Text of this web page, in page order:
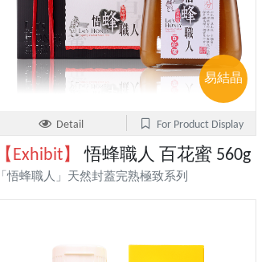
易結晶
Detail For Product Display
【Exhibit】 悟蜂職人 百花蜜 560g
「悟蜂職人」天然封蓋完熟極致系列